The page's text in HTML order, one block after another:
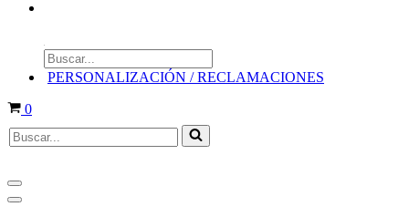
Búsqueda
de
productos
PERSONALIZACIÓN / RECLAMACIONES
Carrito
0
Buscar...
Menú
de
Menú